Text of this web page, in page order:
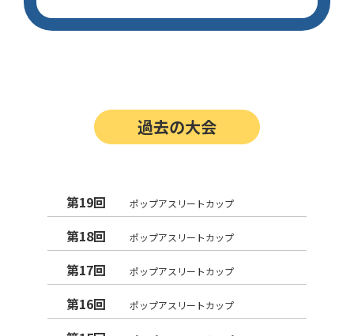
過去の大会
第19回 ポップアスリートカップ
第18回 ポップアスリートカップ
第17回 ポップアスリートカップ
第16回 ポップアスリートカップ